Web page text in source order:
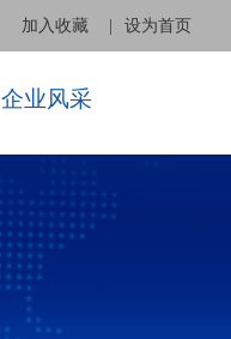
加入收藏 设为首页
企业风采